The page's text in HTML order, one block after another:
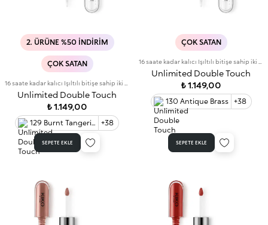
2. ÜRÜNE %50 İNDIRIM
ÇOK SATAN
Unlimited Double Touch
₺ 1.149,00
129 Burnt Tangerine 10 +38
SEPETE EKLE
ÇOK SATAN
Unlimited Double Touch
₺ 1.149,00
130 Antique Brass +38
SEPETE EKLE